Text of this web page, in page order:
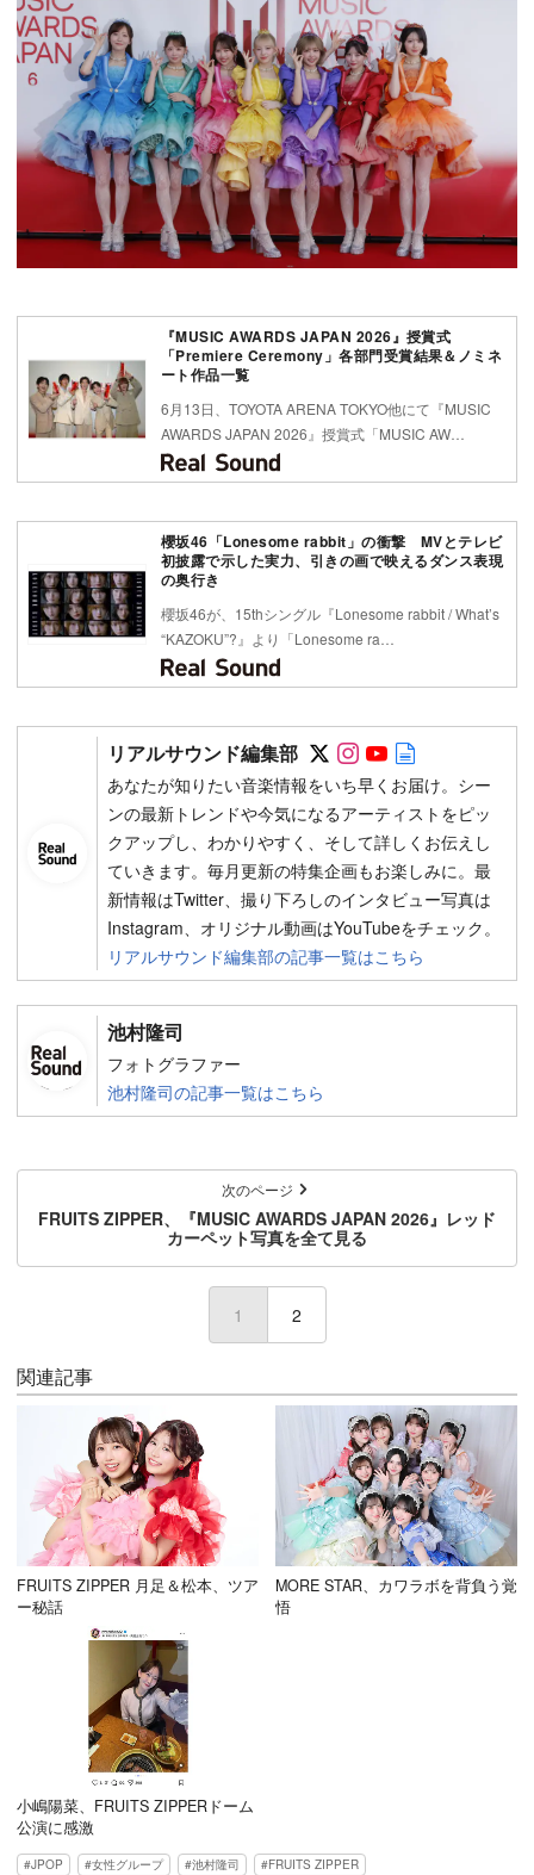
『MUSIC AWARDS JAPAN 2026』授賞式
「Premiere Ceremony」各部門受賞結果＆ノミネ
ート作品一覧
6月13日、TOYOTA ARENA TOKYO他にて『MUSIC
AWARDS JAPAN 2026』授賞式「MUSIC AW…
櫻坂46「Lonesome rabbit」の衝撃 MVとテレビ
初披露で示した実力、引きの画で映えるダンス表現
の奥行き
櫻坂46が、15thシングル『Lonesome rabbit / What’s
“KAZOKU”?』より「Lonesome ra…
リアルサウンド編集部 Follow on SNS
Follow on SNS
Follow on
あなたが知りたい音楽情報をいち早くお届け。シー
ンの最新トレンドや今気になるアーティストをピッ
クアップし、わかりやすく、そして詳しくお伝えし
ていきます。毎月更新の特集企画もお楽しみに。最
新情報はTwitter、撮り下ろしのインタビュー写真は
Instagram、オリジナル動画はYouTubeをチェック。
リアルサウンド編集部の記事一覧はこちら
池村隆司
フォトグラファー
池村隆司の記事一覧はこちら
次のページ
FRUITS ZIPPER、『MUSIC AWARDS JAPAN 2026』レッド
カーペット写真を全て見る
1 2
関連記事
FRUITS ZIPPER 月足＆松本、ツア
ー秘話
MORE STAR、カワラボを背負う覚
悟
小嶋陽菜、FRUITS ZIPPERドーム
公演に感激
JPOP 女性グループ 池村隆司
FRUITS ZIPPER